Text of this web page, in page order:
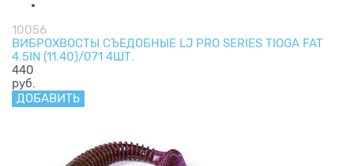
10056
ВИБРОХВОСТЫ СЪЕДОБНЫЕ LJ PRO SERIES TIOGA FAT
4.5IN (11.40)/071 4ШТ.
440
руб.
ДОБАВИТЬ